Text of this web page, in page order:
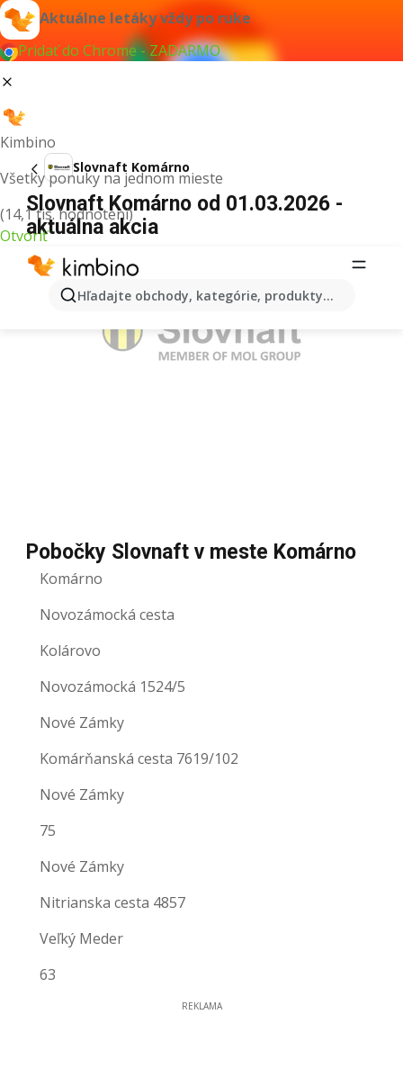
Aktuálne letáky vždy po ruke
Pridať do Chrome - ZADARMO
Kimbino
Všetky ponuky na jednom mieste
(14,1 tis. hodnotení)
Otvoriť
Hľadajte obchody, kategórie, produkty...
Slovnaft Komárno
Slovnaft Komárno od 01.03.2026 -
aktuálna akcia
Pobočky Slovnaft v meste Komárno
Komárno
Novozámocká cesta
Kolárovo
Novozámocká 1524/5
Nové Zámky
Komárňanská cesta 7619/102
Nové Zámky
75
Nové Zámky
Nitrianska cesta 4857
Veľký Meder
63
REKLAMA